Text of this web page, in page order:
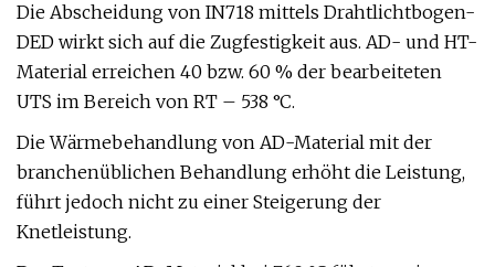
Die Abscheidung von IN718 mittels Drahtlichtbogen-
DED wirkt sich auf die Zugfestigkeit aus. AD- und HT-
Material erreichen 40 bzw. 60 % der bearbeiteten
UTS im Bereich von RT – 538 °C.
Die Wärmebehandlung von AD-Material mit der
branchenüblichen Behandlung erhöht die Leistung,
führt jedoch nicht zu einer Steigerung der
Knetleistung.